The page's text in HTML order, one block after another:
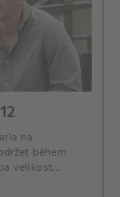
na
během
velikost